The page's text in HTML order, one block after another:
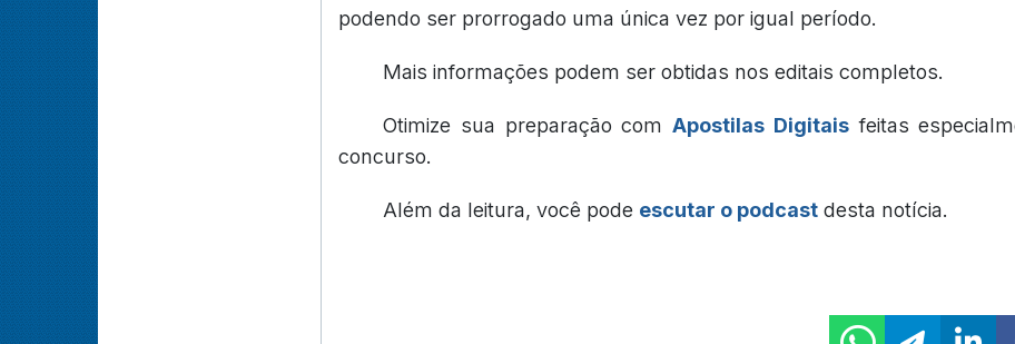
podendo ser prorrogado uma única vez por igual período.
Mais informações podem ser obtidas nos editais completos.
Otimize sua preparação comApostilas Digitaisfeitas
concurso.
Além da leitura, você pode escutar o podcast desta notícia.